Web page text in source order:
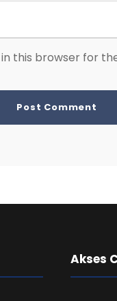
this browser for
Akses